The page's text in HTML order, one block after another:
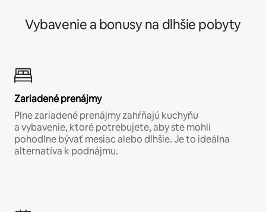
Vybavenie a bonusy na dlhšie pobyty
Zariadené prenájmy
Plne zariadené prenájmy zahŕňajú kuchyňu
a vybavenie, ktoré potrebujete, aby ste mohli
pohodlne bývať mesiac alebo dlhšie. Je to ideálna
alternatíva k podnájmu.